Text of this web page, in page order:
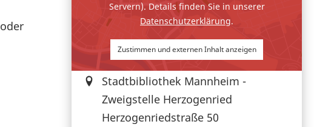
Servern). Details finden Sie in unserer
Datenschutzerklärung.
Zustimmen und externen Inhalt anzeigen
Stadtbibliothek Mannheim -
Zweigstelle Herzogenried
Herzogenriedstraße 50
oder